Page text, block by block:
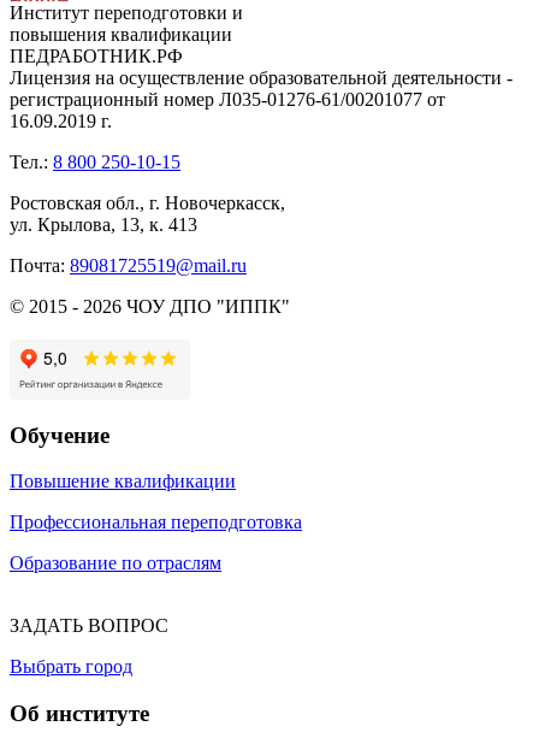
Институт переподготовки и
повышения квалификации
ПЕДРАБОТНИК.РФ
Лицензия на осуществление образовательной деятельности -
регистрационный номер Л035-01276-61/00201077 от
16.09.2019 г.
Тел.: 8 800 250-10-15
Ростовская обл., г. Новочеркасск,
ул. Крылова, 13, к. 413
Почта: 89081725519@mail.ru
© 2015 - 2026 ЧОУ ДПО "ИППК"
Обучение
Повышение квалификации
Профессиональная переподготовка
Образование по отраслям
ЗАДАТЬ ВОПРОС
Выбрать город
Об институте